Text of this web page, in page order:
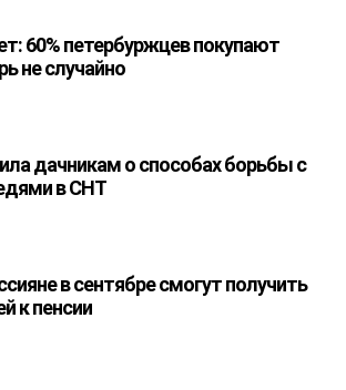
60% петербуржцев покупают
не случайно
дачникам о способах борьбы с
в СНТ
в сентябре смогут получить
к пенсии